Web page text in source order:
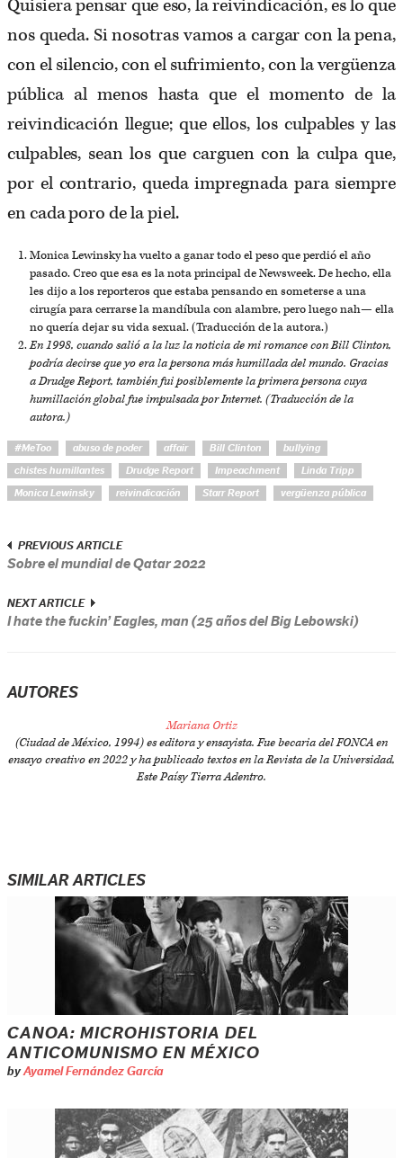
Quisiera pensar que eso, la reivindicación, es lo que
nos queda. Si nosotras vamos a cargar con la pena,
con el silencio, con el sufrimiento, con la vergüenza
pública al menos hasta que el momento de la
reivindicación llegue; que ellos, los culpables y las
culpables, sean los que carguen con la culpa que,
por el contrario, queda impregnada para siempre
en cada poro de la piel.
Monica Lewinsky ha vuelto a ganar todo el peso que perdió el año
pasado. Creo que esa es la nota principal de Newsweek. De hecho, ella
les dijo a los reporteros que estaba pensando en someterse a una
cirugía para cerrarse la mandíbula con alambre, pero luego nah— ella
no quería dejar su vida sexual. (Traducción de la autora.)
En 1998, cuando salió a la luz la noticia de mi romance con Bill Clinton,
podría decirse que yo era la persona más humillada del mundo. Gracias
a Drudge Report, también fui posiblemente la primera persona cuya
humillación global fue impulsada por Internet. (Traducción de la
autora.)
#MeToo abuso de poder affair Bill Clinton bullying
chistes humillantes Drudge Report Impeachment Linda Tripp
Monica Lewinsky reivindicación Starr Report vergüenza pública
PREVIOUS ARTICLE
Sobre el mundial de Qatar 2022
NEXT ARTICLE
I hate the fuckin’ Eagles, man (25 años del Big Lebowski)
AUTORES
Mariana Ortiz
(Ciudad de México, 1994) es editora y ensayista. Fue becaria del FONCA en
ensayo creativo en 2022 y ha publicado textos en laRevista de la Universidad,
Este PaísyTierra Adentro.
SIMILAR ARTICLES
CANOA: MICROHISTORIA DEL
ANTICOMUNISMO EN MÉXICO
byAyamel Fernández García